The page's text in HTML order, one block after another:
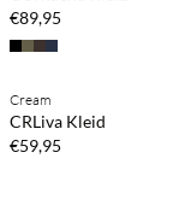
€89,95
NEUHEITEN
Kaufe mind. 2 & spare 20 %
Cream
CRLiva Kleid
€59,95